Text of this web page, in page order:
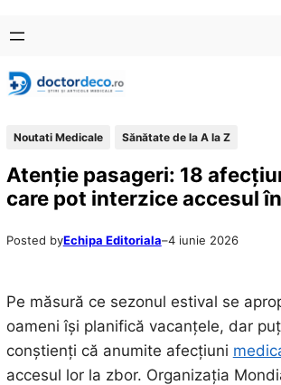
conținut
content
Noutati Medicale Sănătate de la A la Z
Atenție pasageri: 18
care pot interzice accesul
Posted byEchipa Editoriala–4 iunie 2026
Pe măsură ce sezonul estival se
oameni își planifică vacanțele, dar
conștienți că anumite afecțiuni
accesul lor la zbor. Organizația